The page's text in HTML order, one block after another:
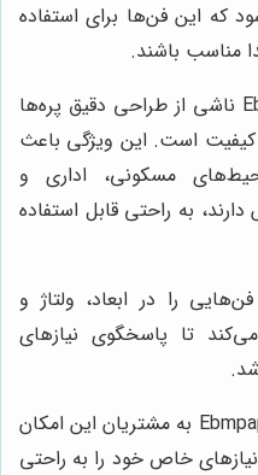
که این فن‌ها برای استفاده
مناسب باشند.
صدای کم فن‌های Ebmpapst ناشی از طراحی دقیق پره‌ها
کیفیت است. این ویژگی باعث
مسکونی، اداری و
دارند، به راحتی قابل استفاده
Ebmpapst فن‌هایی را در ابعاد، ولتاژ و
تا پاسخگوی نیازهای
تنوع گسترده محصولات Ebmpapst به مشتریان این امکان
خاص خود را به راحتی